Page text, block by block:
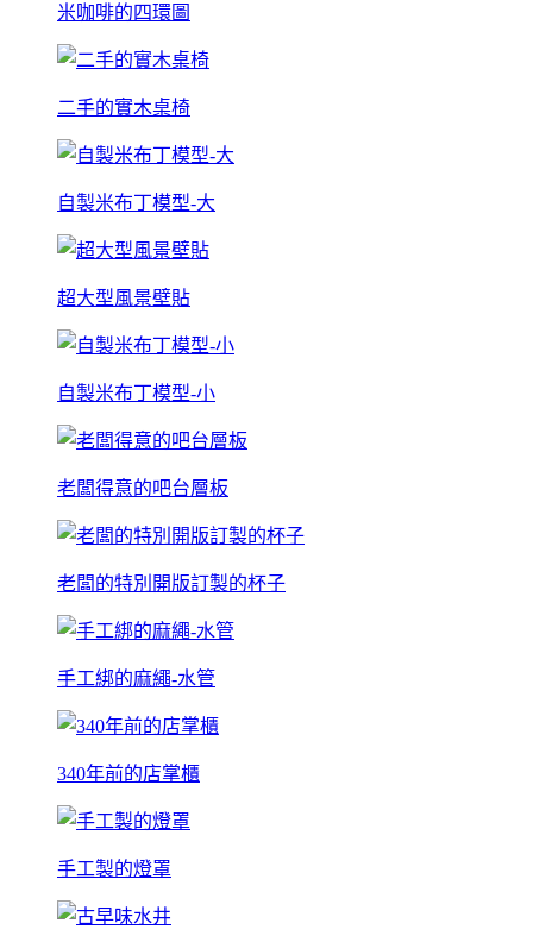
米咖啡的四環圖
二手的實木桌椅
自製米布丁模型-大
超大型風景壁貼
自製米布丁模型-小
老闆得意的吧台層板
老闆的特別開版訂製的杯子
手工綁的麻繩-水管
340年前的店掌櫃
手工製的燈罩